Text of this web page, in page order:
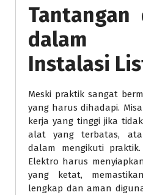
Tantangan
dalam
Instalasi
Meski praktik sangat
yang harus dihadapi.
kerja yang tinggi jika
alat yang terbatas,
dalam mengikuti
Elektro harus
yang ketat,
lengkap dan aman